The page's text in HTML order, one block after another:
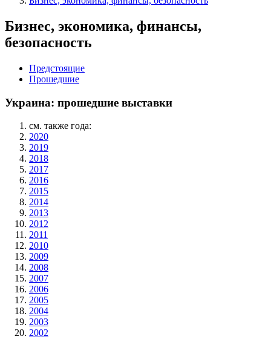
Бизнес, экономика, финансы,
безопасность
Предстоящие
Прошедшие
Украина: прошедшие выставки
см. также года:
2020
2019
2018
2017
2016
2015
2014
2013
2012
2011
2010
2009
2008
2007
2006
2005
2004
2003
2002